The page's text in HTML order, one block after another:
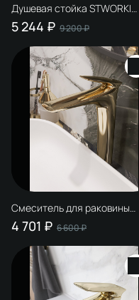
Душевая стойка STWORKI
Молде S23180BK матовая
черная
5 244 ₽ 9 200 ₽
Смеситель для раковины
STWORKI Молде S23020GG
глянцевое золото
4 701 ₽ 6 600 ₽